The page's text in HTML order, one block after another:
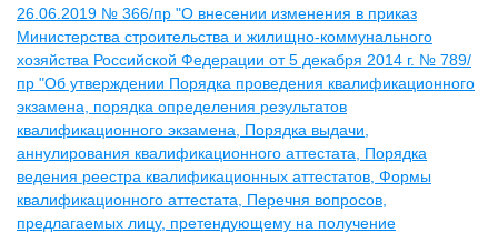
26.06.2019 № 366/пр "О внесении изменения в приказ
Министерства строительства и жилищно-коммунального
хозяйства Российской Федерации от 5 декабря 2014 г. № 789/
пр "Об утверждении Порядка проведения квалификационного
экзамена, порядка определения результатов
квалификационного экзамена, Порядка выдачи,
аннулирования квалификационного аттестата, Порядка
ведения реестра квалификационных аттестатов, Формы
квалификационного аттестата, Перечня вопросов,
предлагаемых лицу, претендующему на получение